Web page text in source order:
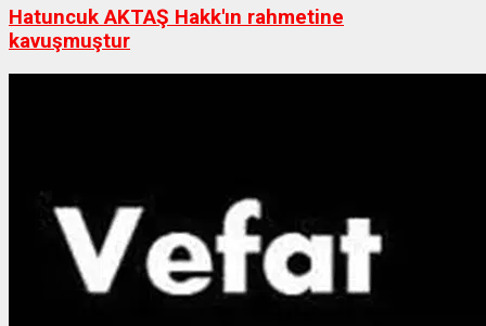
Hatuncuk AKTAŞ Hakk'ın rahmetine
kavuşmuştur